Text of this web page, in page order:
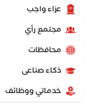
عزاء واجب
مجتمع رأي
محافظات
ذكاء صناعى
خدماتي ووظائف